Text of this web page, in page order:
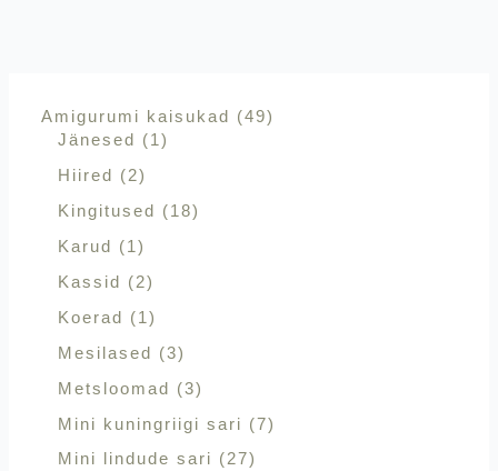
Amigurumi kaisukad
49
Jänesed
1
Hiired
2
Kingitused
18
Karud
1
Kassid
2
Koerad
1
Mesilased
3
Metsloomad
3
Mini kuningriigi sari
7
Mini lindude sari
27